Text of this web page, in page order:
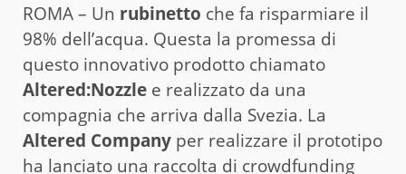
ROMA – Un rubinetto che fa risparmiare il
98% dell’acqua. Questa la promessa di
questo innovativo prodotto chiamato
Altered:Nozzle e realizzato da una
compagnia che arriva dalla Svezia. La
Altered Company per realizzare il prototipo
ha lanciato una raccolta di crowdfunding